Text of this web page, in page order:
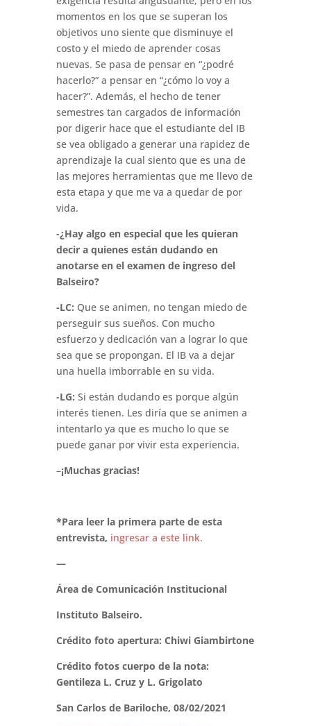
momentos en los que se superan los
objetivos uno siente que disminuye el
costo y el miedo de aprender cosas
nuevas. Se pasa de pensar en “¿podré
hacerlo?” a pensar en “¿cómo lo voy a
hacer?”. Además, el hecho de tener
semestres tan cargados de información
por digerir hace que el estudiante del IB
se vea obligado a generar una rapidez de
aprendizaje la cual siento que es una de
las mejores herramientas que me llevo de
esta etapa y que me va a quedar de por
vida.
-¿Hay algo en especial que les quieran
decir a quienes están dudando en
anotarse en el examen de ingreso del
Balseiro?
-LC: Que se animen, no tengan miedo de
perseguir sus sueños. Con mucho
esfuerzo y dedicación van a lograr lo que
sea que se propongan. El IB va a dejar
una huella imborrable en su vida.
-LG: Si están dudando es porque algún
interés tienen. Les diría que se animen a
intentarlo ya que es mucho lo que se
puede ganar por vivir esta experiencia.
–¡Muchas gracias!
*Para leer la primera parte de esta
entrevista, ingresar a este link.
—
Área de Comunicación Institucional
Instituto Balseiro.
Crédito foto apertura: Chiwi Giambirtone
Crédito fotos cuerpo de la nota:
Gentileza L. Cruz y L. Grigolato
San Carlos de Bariloche, 08/02/2021